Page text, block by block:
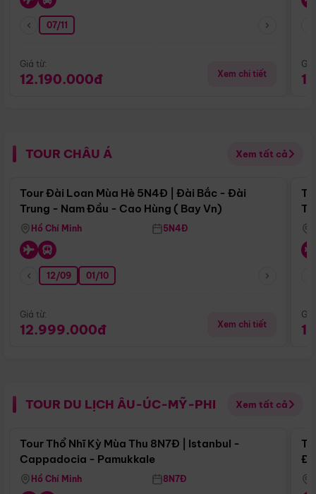
07/11
Giá từ:
12.190.000đ Xem chi tiết
TOUR CHÂU Á Xem tất cả
Điểm nổi bật
Tour Đài Loan Mùa Hè 5N4Đ | Đài Bắc - Đài
Trung - Nam Đầu - Cao Hùng ( Bay Vn)
Hồ Chí Minh 5N4Đ
12/09 01/10
Giá từ:
12.999.000đ Xem chi tiết
TOUR DU LỊCH ÂU-ÚC-MỸ-PHI Xem tất cả
Điểm nổi bật
Tour Thổ Nhĩ Kỳ Mùa Thu 8N7Đ | Istanbul -
Cappadocia - Pamukkale
Hồ Chí Minh 8N7Đ